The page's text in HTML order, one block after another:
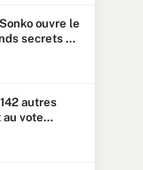
ouvre le
secrets et
autres
vote